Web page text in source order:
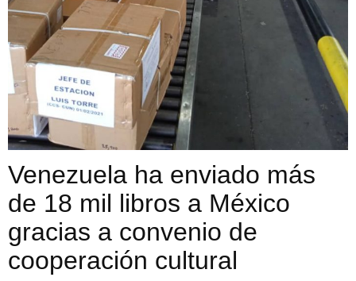
Venezuela ha enviado más
de 18 mil libros a México
gracias a convenio de
cooperación cultural